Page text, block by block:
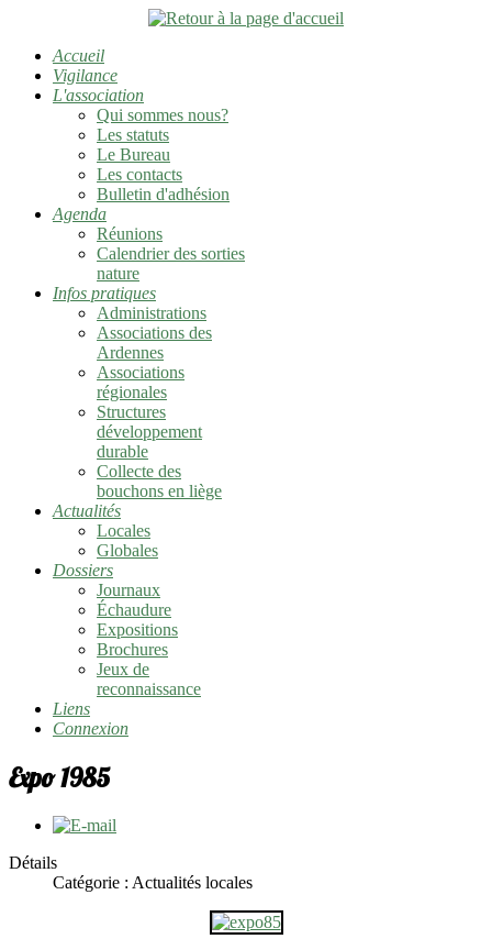
Accueil
Vigilance
L'association
Qui sommes nous?
Les statuts
Le Bureau
Les contacts
Bulletin d'adhésion
Agenda
Réunions
Calendrier des sorties
nature
Infos pratiques
Administrations
Associations des
Ardennes
Associations
régionales
Structures
développement
durable
Collecte des
bouchons en liège
Actualités
Locales
Globales
Dossiers
Journaux
Échaudure
Expositions
Brochures
Jeux de
reconnaissance
Liens
Connexion
Expo 1985
Détails
Catégorie : Actualités locales